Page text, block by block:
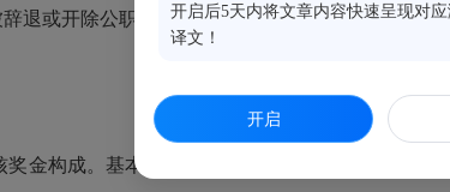
退或开除公职的；正在党纪、政纪处分期限内的
金构成。基本薪酬及绩效薪酬约30万元(税前)，
开启后5天内将文章内容快速呈现对
译文！
开启